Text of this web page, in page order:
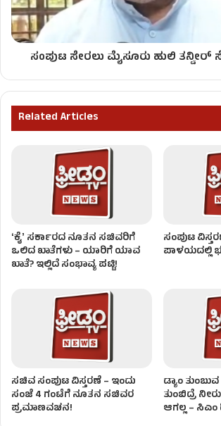
ಸಂಪುಟ ಸೇರಲು ಮೈಸೂರು ಹುಲಿ ತನ್ವೀರ್
Related Articles
ʻಕೈʼ ಸರ್ಕಾರದ ನೂತನ ಸಚಿವರಿಗೆ
ಒಲಿದ ಖಾತೆಗಳು – ಯಾರಿಗೆ ಯಾವ
ಖಾತೆ? ಇಲ್ಲಿದೆ ಸಂಭಾವ್ಯ ಪಟ್ಟಿ!
ಸಂಪುಟ
ಪಾಳಯದಲ್ಲಿ
ಸಚಿವ ಸಂಪುಟ ವಿಸ್ತರಣೆ – ಇಂದು
ಸಂಜೆ 4 ಗಂಟೆಗೆ ನೂತನ ಸಚಿವರ
ಪ್ರಮಾಣವಚನ!
ಡ್ಯಾಂ
ತುಂಬಿದ್ರೆ
ಆಗಲ್ಲ –